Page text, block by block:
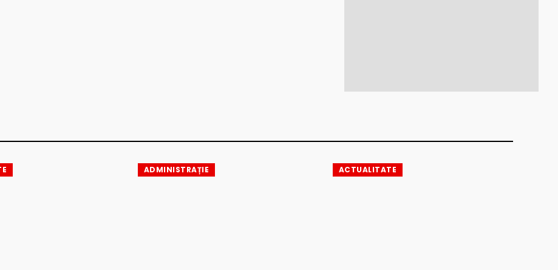
ADMINISTRAȚIE ACTUALITATE